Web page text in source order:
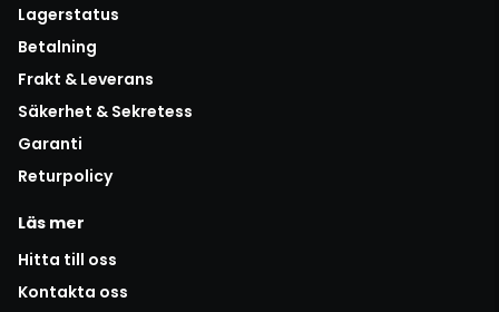
Lagerstatus
Betalning
Frakt & Leverans
Säkerhet & Sekretess
Garanti
Returpolicy
Läs mer
Hitta till oss
Kontakta oss